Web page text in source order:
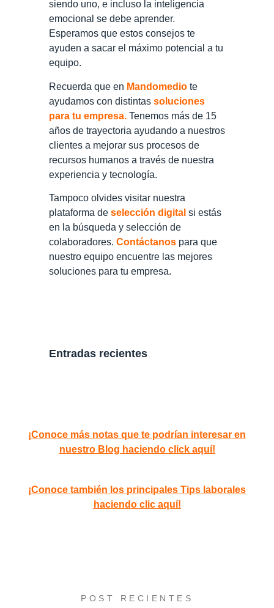
siendo uno, e incluso la inteligencia
emocional se debe aprender.
Esperamos que estos consejos te
ayuden a sacar el máximo potencial a tu
equipo.
Recuerda que en Mandomedio te
ayudamos con distintas soluciones
para tu empresa. Tenemos más de 15
años de trayectoria ayudando a nuestros
clientes a mejorar sus procesos de
recursos humanos a través de nuestra
experiencia y tecnología.
Tampoco olvides visitar nuestra
plataforma de selección digital si estás
en la búsqueda y selección de
colaboradores. Contáctanos para que
nuestro equipo encuentre las mejores
soluciones para tu empresa.
Entradas recientes
¡Conoce más notas que te podrían interesar en
nuestro Blog haciendoclick aquí!
¡Conoce también los principales Tips laborales
haciendoclic aquí!
POST RECIENTES